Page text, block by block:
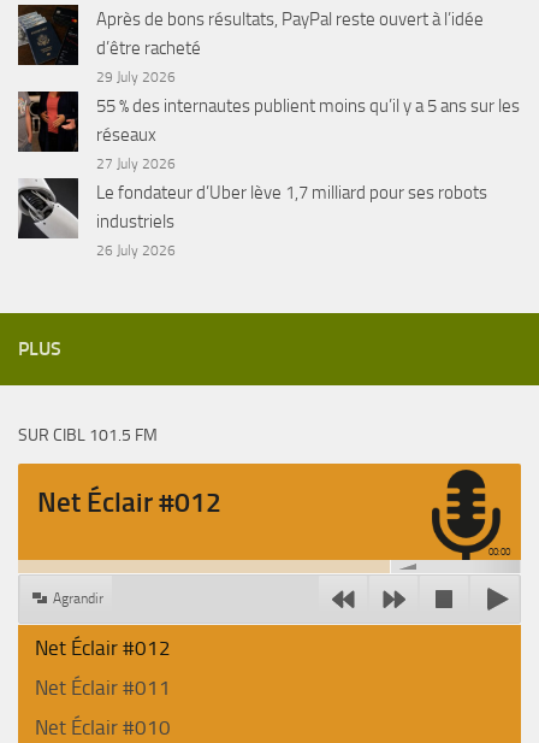
Après de bons résultats, PayPal reste ouvert à l’idée
d’être racheté
29 July 2026
55 % des internautes publient moins qu’il y a 5 ans sur les
réseaux
27 July 2026
Le fondateur d’Uber lève 1,7 milliard pour ses robots
industriels
26 July 2026
PLUS
SUR CIBL 101.5 FM
Net Éclair #012
00:00
Agrandir
Net Éclair #012
Net Éclair #011
Net Éclair #010